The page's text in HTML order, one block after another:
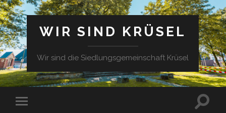
WIR SIND KRÜSEL
Wir sind die Siedlungsgemeinschaft Krüsel